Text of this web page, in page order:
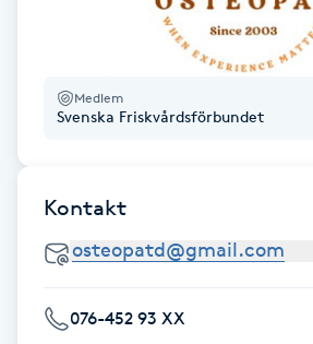
Hyperhidros
Hypnos
Hårbottenbehandling
Medlem
Svenska Friskvårdsförbundet
Kontakt
076-452 93 XX